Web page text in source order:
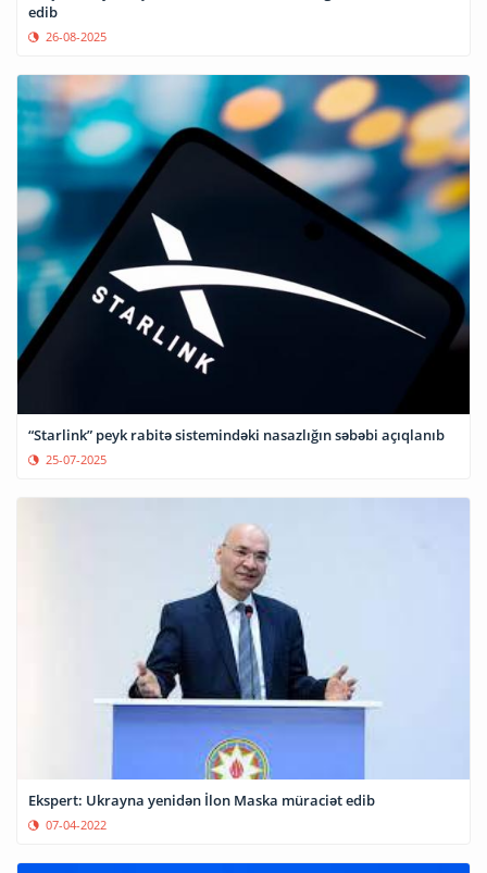
edib
26-08-2025
“Starlink” peyk rabitə sistemindəki nasazlığın səbəbi açıqlanıb
25-07-2025
Ekspert: Ukrayna yenidən İlon Maska müraciət edib
07-04-2022